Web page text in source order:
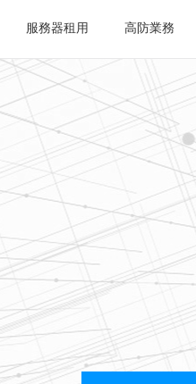
服務器租用 高防業務